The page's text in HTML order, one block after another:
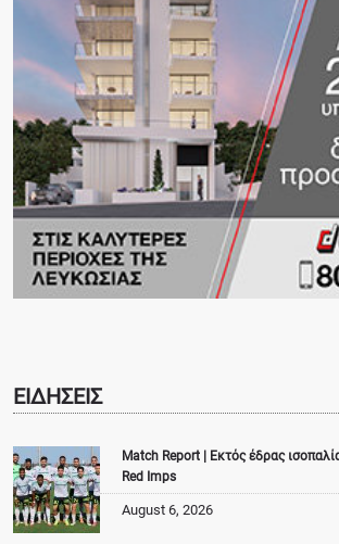
ΕΙΔΗΣΕΙΣ
Match Report | Εκτός έδρας
Red Imps
August 6, 2026